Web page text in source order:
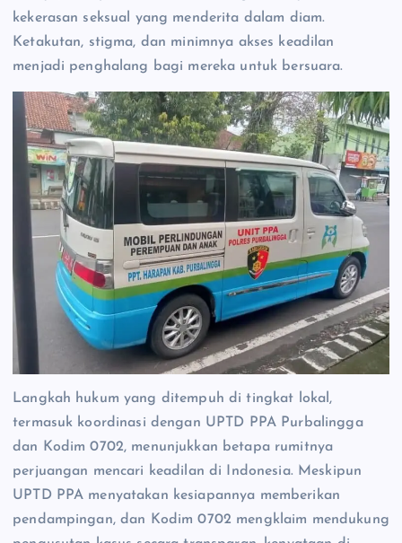
kekerasan seksual yang menderita dalam diam.
Ketakutan, stigma, dan minimnya akses keadilan
menjadi penghalang bagi mereka untuk bersuara.
Langkah hukum yang ditempuh di tingkat lokal,
termasuk koordinasi dengan UPTD PPA Purbalingga
dan Kodim 0702, menunjukkan betapa rumitnya
perjuangan mencari keadilan di Indonesia. Meskipun
UPTD PPA menyatakan kesiapannya memberikan
pendampingan, dan Kodim 0702 mengklaim mendukung